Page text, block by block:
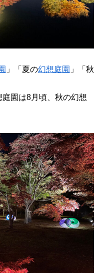
」「夏の幻想庭園 」「秋
園は8月頃、秋の幻想